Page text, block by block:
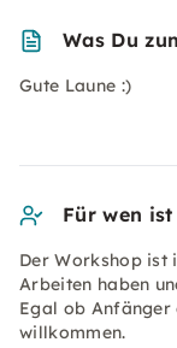
Was Du
Gute Laune :)
Für wen
Der Workshop ist
Arbeiten haben
Egal ob
willkommen.